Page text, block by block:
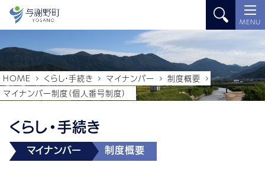
MENU
くらし・手続き
マイナンバー 制度概要
HOME くらし・手続き マイナンバー
制度概要
マイナンバー制度（個人番号制度）